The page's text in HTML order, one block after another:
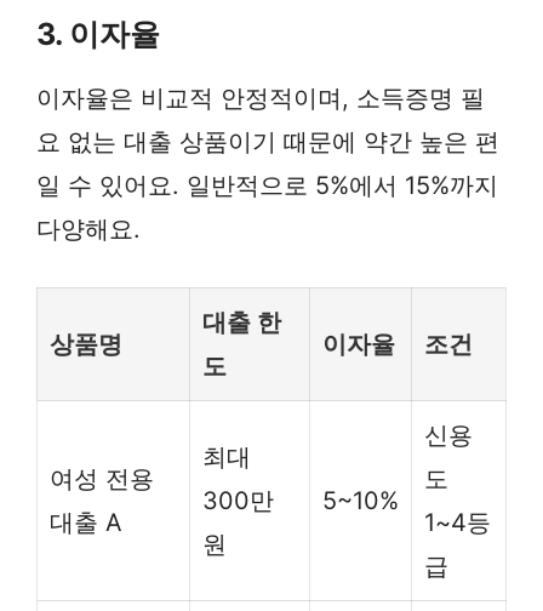
3. 이자율
이자율은 비교적 안정적이며, 소득증명 필
요 없는 대출 상품이기 때문에 약간 높은 편
일 수 있어요. 일반적으로 5%에서 15%까지
다양해요.
상품명
대출 한
도
이자율 조건
여성 전용
대출 A
최대
300만
원
5~10%
신용
도
1~4등
급